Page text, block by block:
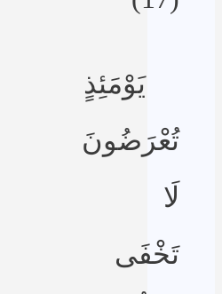
يَوْمَئِذٍ
تُعْرَضُونَ
لَا
تَخْفَى